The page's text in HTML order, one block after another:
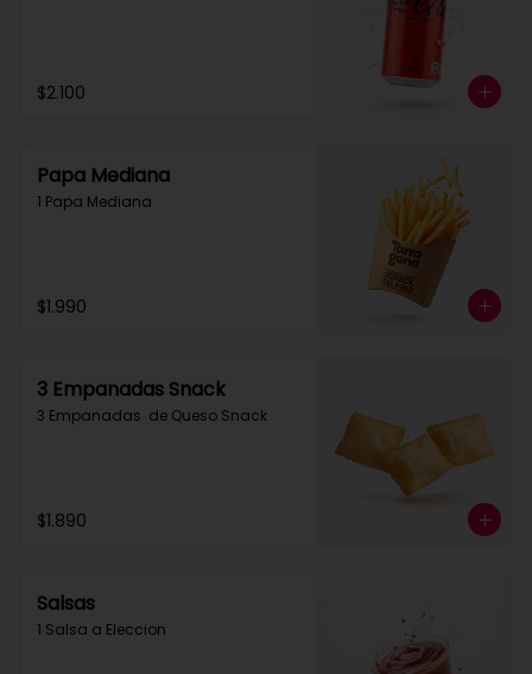
$2.100
Papa Mediana
1 Papa Mediana
$1.990
3 Empanadas Snack
3 Empanadas  de Queso Snack
$1.890
Salsas
1 Salsa a Eleccion